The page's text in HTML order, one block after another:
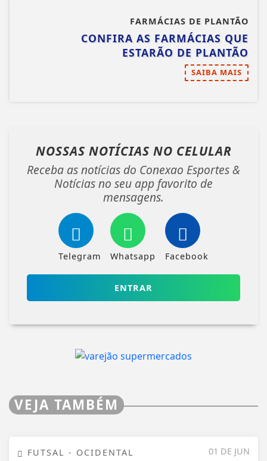
FARMÁCIAS DE PLANTÃO
CONFIRA AS FARMÁCIAS QUE
ESTARÃO DE PLANTÃO
SAIBA MAIS
NOSSAS NOTÍCIAS NO CELULAR
Receba as notícias do Conexao Esportes &
Notícias no seu app favorito de
mensagens.
Telegram Whatsapp Facebook
ENTRAR
VEJA TAMBÉM
01 DE JUN
FUTSAL - OCIDENTAL